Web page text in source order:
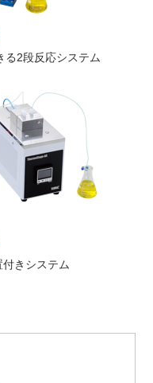
る2段反応システム
きシステム